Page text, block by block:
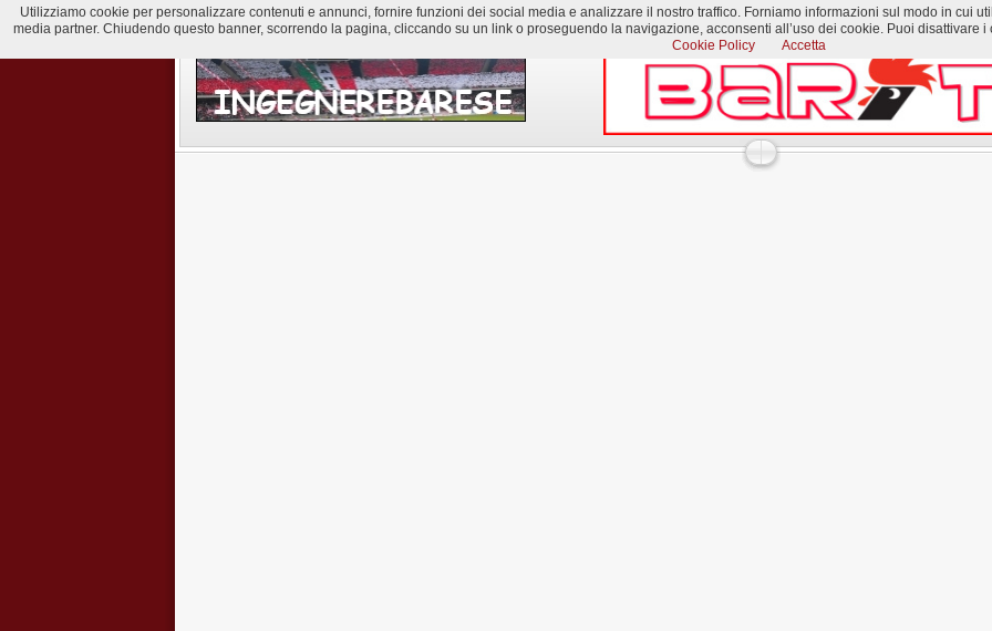
Utilizziamo cookie per personalizzare contenuti e annunci, fornire funzioni dei social media e analizzare il nostro traffico. Forniamo informazioni sul modo in cui
media partner. Chiudendo questo banner, scorrendo la pagina, cliccando su un link o proseguendo la navigazione, acconsenti all’uso dei cookie. Puoi
Cookie Policy
Accetta